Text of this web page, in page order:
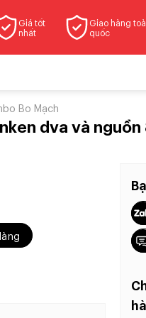
Giá tốt
nhất
Giao hàng
quốc
Bo Mạch
dva và
8 tụ đa năng số lượng